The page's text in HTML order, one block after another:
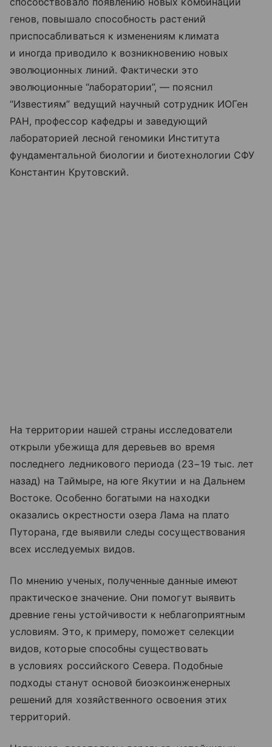
генов, повышало способность растений
приспосабливаться к изменениям климата
и иногда приводило к возникновению новых
эволюционных линий. Фактически это
эволюционные “лаборатории”, — пояснил
“Известиям” ведущий научный сотрудник ИОГен
РАН, профессор кафедры и заведующий
лабораторией лесной геномики Института
фундаментальной биологии и биотехнологии СФУ
Константин Крутовский.
На территории нашей страны исследователи
открыли убежища для деревьев во время
последнего ледникового периода (23−19 тыс. лет
назад) на Таймыре, на юге Якутии и на Дальнем
Востоке. Особенно богатыми на находки
оказались окрестности озера Лама на плато
Путорана, где выявили следы сосуществования
всех исследуемых видов.
По мнению ученых, полученные данные имеют
практическое значение. Они помогут выявить
древние гены устойчивости к неблагоприятным
условиям. Это, к примеру, поможет селекции
видов, которые способны существовать
в условиях российского Севера. Подобные
подходы станут основой биоэкоинженерных
решений для хозяйственного освоения этих
территорий.